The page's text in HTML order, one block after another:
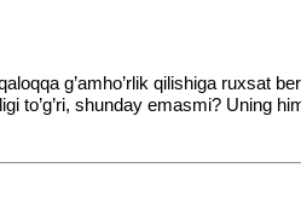
g’amho’rlik qilishiga ruxsat
to’g’ri, shunday emasmi? Uning